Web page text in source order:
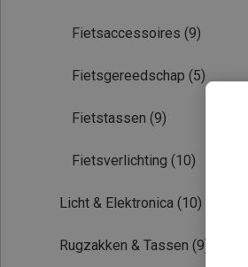
Fietsaccessoires (9)
Fietsgereedschap (5)
Fietstassen (9)
Fietsverlichting (10)
Licht & Elektronica (10)
Rugzakken & Tassen (9)